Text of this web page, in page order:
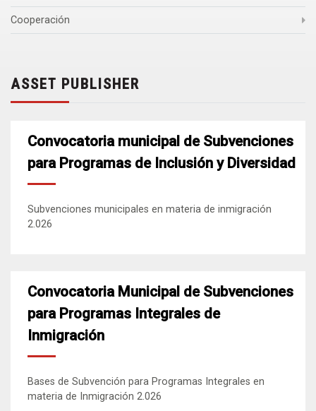
Cooperación
ASSET PUBLISHER
Convocatoria municipal de Subvenciones
para Programas de Inclusión y Diversidad
Subvenciones municipales en materia de inmigración
2.026
Convocatoria Municipal de Subvenciones
para Programas Integrales de
Inmigración
Bases de Subvención para Programas Integrales en
materia de Inmigración 2.026